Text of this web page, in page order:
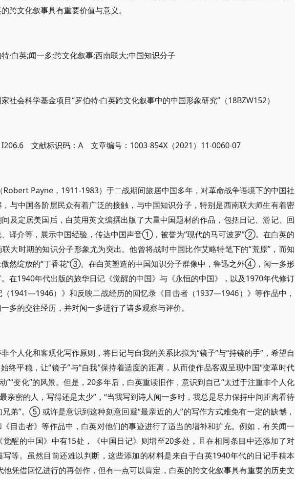
跨文化叙事具有重要价值与意义。
·白英;闻一多;跨文化叙事;西南联大;中国知识分子
社会科学基金项目“罗伯特·白英跨文化叙事中的中国形象研究”（18BZW152）
I206.6 文献标识码：A 文章编号：1003-854X（2021）11-0060-07
Robert Payne，1911-1983）于二战期间旅居中国多年，对革命战争语境下的中国社
与中国各阶层民众有着广泛的接触，与中国知识分子，特别是西南联大师生有着密
及定居美国后，白英用英文编撰出版了大量中国题材的作品，包括日记、游记、回
译介等，展示中国经验，传达中国声音①，被誉为“现代的马可波罗”②。在白英的
大时期的知识分子形象尤为突出。他曾将战时中国比作艾略特笔下的“荒原”，而知
傲然绽放的“丁香花”③。在白英塑造的中国知识分子群像中，鲁迅之外④，闻一多形
在1940年代出版的旅华日记《觉醒的中国》与《永恒的中国》，以及1970年代修订
1941—1946）》和反映二战经历的回忆录《目击者（1937—1946）》等作品中，
多的交往经历，并对闻一多进行了诸多观察与评价。
个人化和客观化写作原则，将日记与自我的关系比拟为“镜子”与“持镜的手”，希望自
终平稳，让“镜子”与“自我”保持着适度的距离，从而使作品客观呈现中国“变革时代
”“变化”的风景。但是，20多年后，白英重读旧作，意识到自己“太过于注重非个人化
亲密的人，写得还是太少”，“当我写到诗人闻一多时，我总是尽力保持中间距离看待
弟”。⑤ 或许是意识到这种刻意回避“最亲近的人”的写作方式难免有一定的缺憾，
目击者》等作品中，白英对他们的事迹进行了适当的增补和扩充。例如，有关闻一
觉醒的中国》中有15处，《中国日记》则增至20多处，且在相同条目中还添加了对
等。虽然目前还难以判断，这些添加的材料是来自于白英1940年代的日记手稿本
他凭借回忆进行的再创作，但有一点可以肯定，白英的跨文化叙事具有重要的历史文